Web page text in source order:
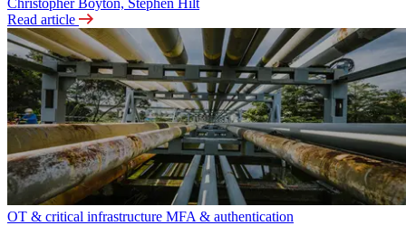
Christopher Boyton, Stephen Hilt
Read article
OT & critical infrastructure MFA & authentication